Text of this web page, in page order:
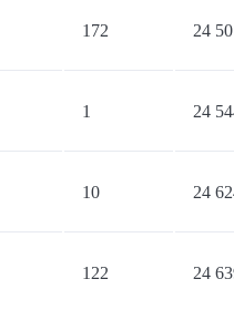
172 24
1 24
10 24
122 24